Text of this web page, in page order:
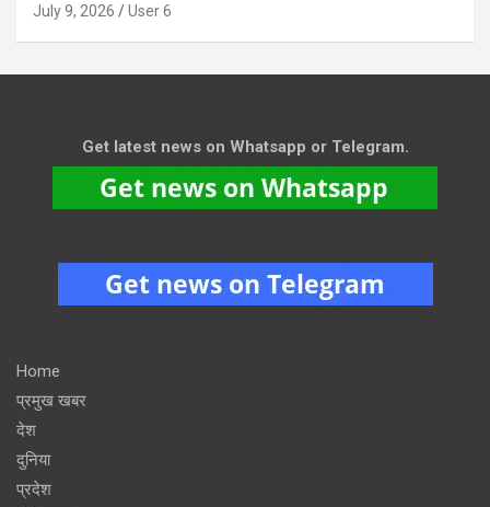
July 9, 2026 User 6
Get latest news on Whatsapp or Telegram.
Home
प्रमुख खबर
देश
दुनिया
प्रदेश